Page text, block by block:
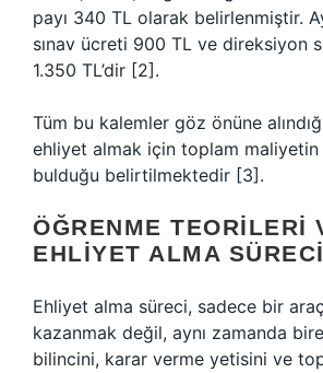
payı 340 TL olarak belirlenmiştir.
sınav ücreti 900 TL ve direksiyon
1.350 TL’dir [2].
Tüm bu kalemler göz önüne
ehliyet almak için toplam maliyetin
bulduğu belirtilmektedir [3].
ÖĞRENME TEORILERI
EHLIYET ALMA SÜRECI
Ehliyet alma süreci, sadece bir
kazanmak değil, aynı zamanda
bilincini, karar verme yetisini ve